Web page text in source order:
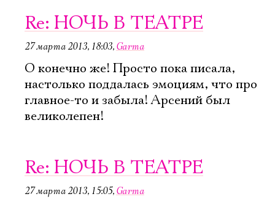
Re: НОЧЬ В ТЕАТРЕ
27 марта 2013, 18:03, Garma
О конечно же! Просто пока писала,
настолько поддалась эмоциям, что про
главное-то и забыла! Арсений был
великолепен!
Re: НОЧЬ В ТЕАТРЕ
27 марта 2013, 15:05, Garma